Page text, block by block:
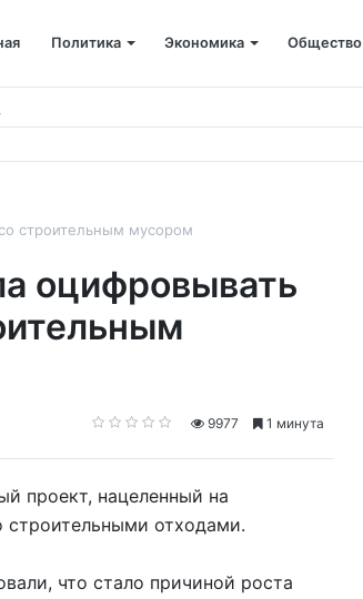
Политика Экономика Общество
корпуса
строительным мусором
оцифровывать
9977 1 минута
проект, нацеленный на
отходами.
что стало причиной роста